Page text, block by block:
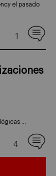
el pasado
1
…
4